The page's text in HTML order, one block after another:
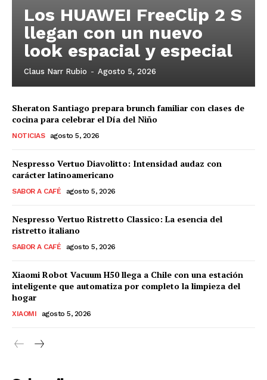
Los HUAWEI FreeClip 2 S
llegan con un nuevo
look espacial y especial
Claus Narr Rubio - Agosto 5, 2026
Sheraton Santiago prepara brunch familiar con clases de
cocina para celebrar el Día del Niño
NOTICIAS agosto 5, 2026
Nespresso Vertuo Diavolitto: Intensidad audaz con
carácter latinoamericano
SABOR A CAFÉ agosto 5, 2026
Nespresso Vertuo Ristretto Classico: La esencia del
ristretto italiano
SABOR A CAFÉ agosto 5, 2026
Xiaomi Robot Vacuum H50 llega a Chile con una estación
inteligente que automatiza por completo la limpieza del
hogar
XIAOMI agosto 5, 2026